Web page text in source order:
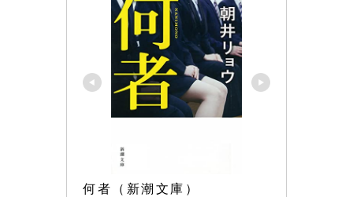
何者（新潮文庫）